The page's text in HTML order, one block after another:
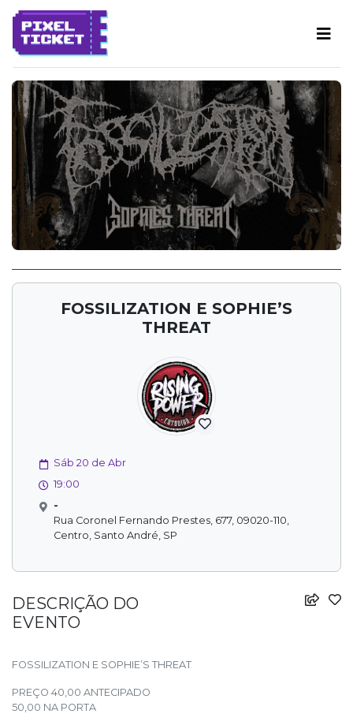
FOSSILIZATION E SOPHIE’S
THREAT
Sáb 20 de Abr
19:00
-
Rua Coronel Fernando Prestes, 677, 09020-110,
Centro, Santo André, SP
DESCRIÇÃO DO
EVENTO
FOSSILIZATION E SOPHIE’S THREAT
PREÇO 40,00 ANTECIPADO
50,00 NA PORTA